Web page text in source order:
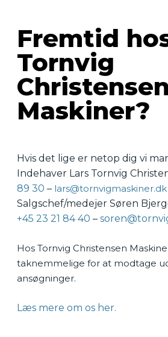
Fremtid
Tornvig
Christensen
Maskiner?
Hvis det lige er netop dig vi
Indehaver Lars Tornvig
89 30 – lars@tornvigmaskiner.dk
Salgschef/medejer Søren
+45 23 21 84 40 –
Hos Tornvig Christensen
taknemmelige for at modtage
ansøgninger.
Læs mere om os her.